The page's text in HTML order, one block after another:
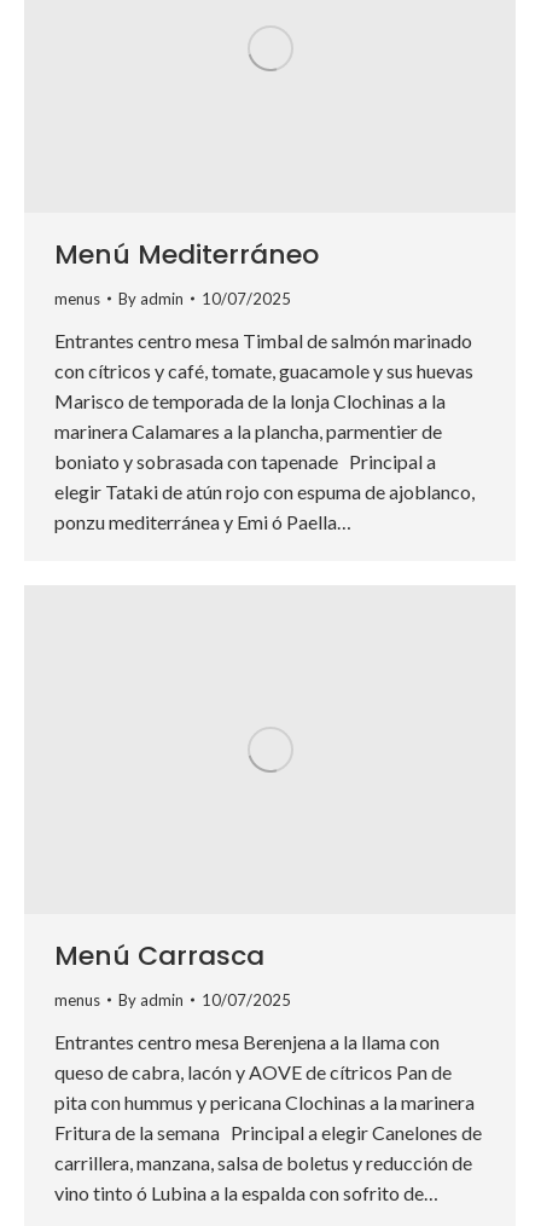
Menú Mediterráneo
menus Byadmin 10/07/2025
Entrantes centro mesa Timbal de salmón marinado
con cítricos y café, tomate, guacamole y sus huevas
Marisco de temporada de la lonja Clochinas a la
marinera Calamares a la plancha, parmentier de
boniato y sobrasada con tapenade Principal a
elegir Tataki de atún rojo con espuma de ajoblanco,
ponzu mediterránea y Emi ó Paella…
Menú Carrasca
menus Byadmin 10/07/2025
Entrantes centro mesa Berenjena a la llama con
queso de cabra, lacón y AOVE de cítricos Pan de
pita con hummus y pericana Clochinas a la marinera
Fritura de la semana Principal a elegir Canelones de
carrillera, manzana, salsa de boletus y reducción de
vino tinto ó Lubina a la espalda con sofrito de…